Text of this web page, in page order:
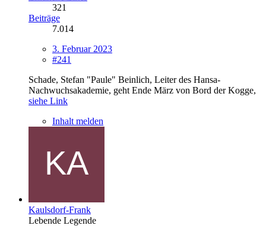
321
Beiträge
7.014
3. Februar 2023
#241
Schade, Stefan "Paule" Beinlich, Leiter des Hansa-
Nachwuchsakademie, geht Ende März von Bord der Kogge,
siehe Link
Inhalt melden
Kaulsdorf-Frank
Lebende Legende